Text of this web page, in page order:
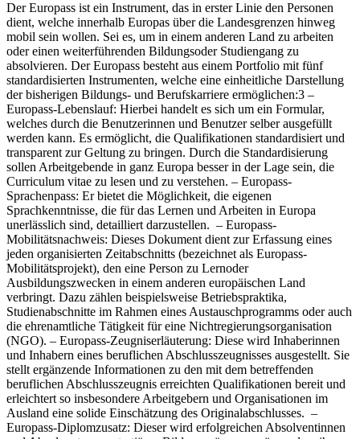
Der Europass ist ein Instrument, das in erster Linie den Personen
dient, welche innerhalb Europas über die Landesgrenzen hinweg
mobil sein wollen. Sei es, um in einem anderen Land zu arbeiten
oder einen weiterführenden Bildungsoder Studiengang zu
absolvieren. Der Europass besteht aus einem Portfolio mit fünf
standardisierten Instrumenten, welche eine einheitliche Darstellung
der bisherigen Bildungs- und Berufskarriere ermöglichen:3 –
Europass-Lebenslauf: Hierbei handelt es sich um ein Formular,
welches durch die Benutzerinnen und Benutzer selber ausgefüllt
werden kann. Es ermöglicht, die Qualifikationen standardisiert und
transparent zur Geltung zu bringen. Durch die Standardisierung
sollen Arbeitgebende in ganz Europa besser in der Lage sein, die
Curriculum vitae zu lesen und zu verstehen. – Europass-
Sprachenpass: Er bietet die Möglichkeit, die eigenen
Sprachkenntnisse, die für das Lernen und Arbeiten in Europa
unerlässlich sind, detailliert darzustellen. – Europass-
Mobilitätsnachweis: Dieses Dokument dient zur Erfassung eines
jeden organisierten Zeitabschnitts (bezeichnet als Europass-
Mobilitätsprojekt), den eine Person zu Lernoder
Ausbildungszwecken in einem anderen europäischen Land
verbringt. Dazu zählen beispielsweise Betriebspraktika,
Studienabschnitte im Rahmen eines Austauschprogramms oder auch
die ehrenamtliche Tätigkeit für eine Nichtregierungsorganisation
(NGO). – Europass-Zeugniserläuterung: Diese wird Inhaberinnen
und Inhabern eines beruflichen Abschlusszeugnisses ausgestellt. Sie
stellt ergänzende Informationen zu den mit dem betreffenden
beruflichen Abschlusszeugnis erreichten Qualifikationen bereit und
erleichtert so insbesondere Arbeitgebern und Organisationen im
Ausland eine solide Einschätzung des Originalabschlusses. –
Europass-Diplomzusatz: Dieser wird erfolgreichen Absolventinnen